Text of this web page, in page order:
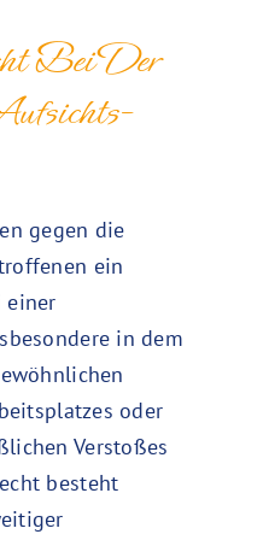
Bei Der
gegen die
ein
einer
in dem
oder
Verstoßes
besteht